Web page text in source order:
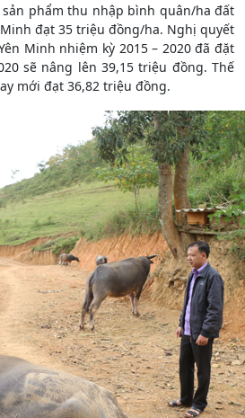
phẩm thu nhập bình quân/ha đất
đạt 35 triệu đồng/ha. Nghị quyết
Minh nhiệm kỳ 2015 – 2020 đã đặt
sẽ nâng lên 39,15 triệu đồng. Thế
mới đạt 36,82 triệu đồng.